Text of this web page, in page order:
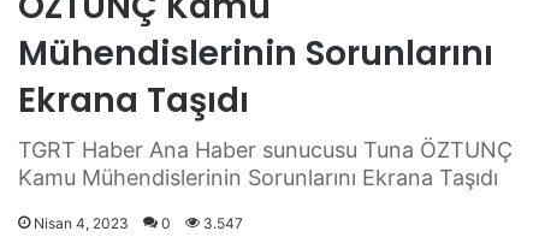
Mühendislerinin Sorunlarını
Ekrana Taşıdı
TGRT Haber Ana Haber sunucusu Tuna ÖZTUNÇ
Kamu Mühendislerinin Sorunlarını Ekrana Taşıdı
Nisan 4, 2023 0 3.547